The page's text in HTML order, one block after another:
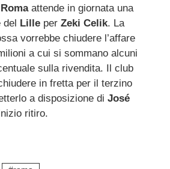
Roma attende in giornata una
Lille per Zeki Celik. La
vorrebbe chiudere l’affare
a cui si sommano alcuni
sulla rivendita. Il club
in fretta per il terzino
a disposizione di José
ritiro.